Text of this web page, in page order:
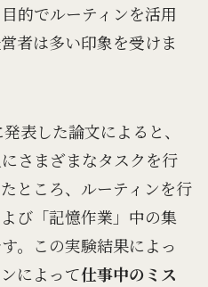
的でルーティンを活用
者は多い印象を受けま
表した論文によると、
さまざまなタスクを行
ところ、ルーティンを行
び「記憶作業」中の集
。この実験結果によっ
によって仕事中のミス